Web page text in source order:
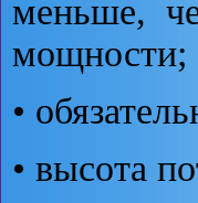
меньше,
мощности;
•
• высота